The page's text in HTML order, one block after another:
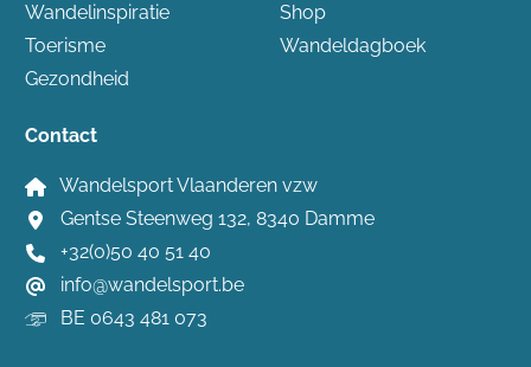
Wandelinspiratie
Toerisme
Gezondheid
Shop
Wandeldagboek
Contact
Wandelsport Vlaanderen vzw
Gentse Steenweg 132, 8340 Damme
+32(0)50 40 51 40
info@wandelsport.be
BE 0643 481 073